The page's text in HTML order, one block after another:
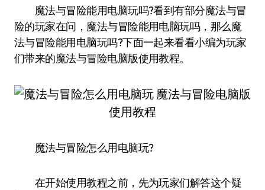
魔法与冒险能用电脑玩吗?看到有部分魔法与冒
险的玩家在问，魔法与冒险能用电脑玩吗，那么魔
法与冒险能用电脑玩吗?下面一起来看看小编为玩家
们带来的魔法与冒险电脑版使用教程。
魔法与冒险怎么用电脑玩?
在开始使用教程之前，先为玩家们解答这个疑